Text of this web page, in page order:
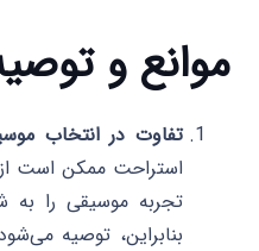
موانع و
تفاوت در انتخاب
استراحت ممکن است از
تجربه موسیقی را به
بنابراین، توصیه